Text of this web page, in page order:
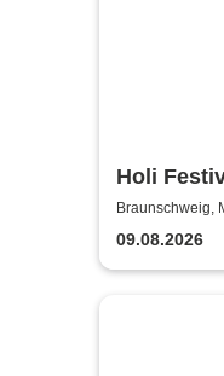
Holi
Braunschweig,
09.08.2026